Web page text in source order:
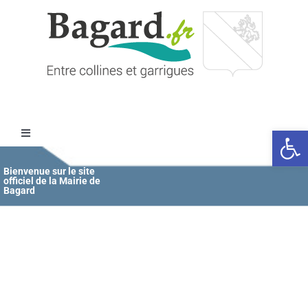
Ouvrir
Toggle
Navigation
Accueil
Bienvenue sur le site
officiel de la Mairie de
Bagard